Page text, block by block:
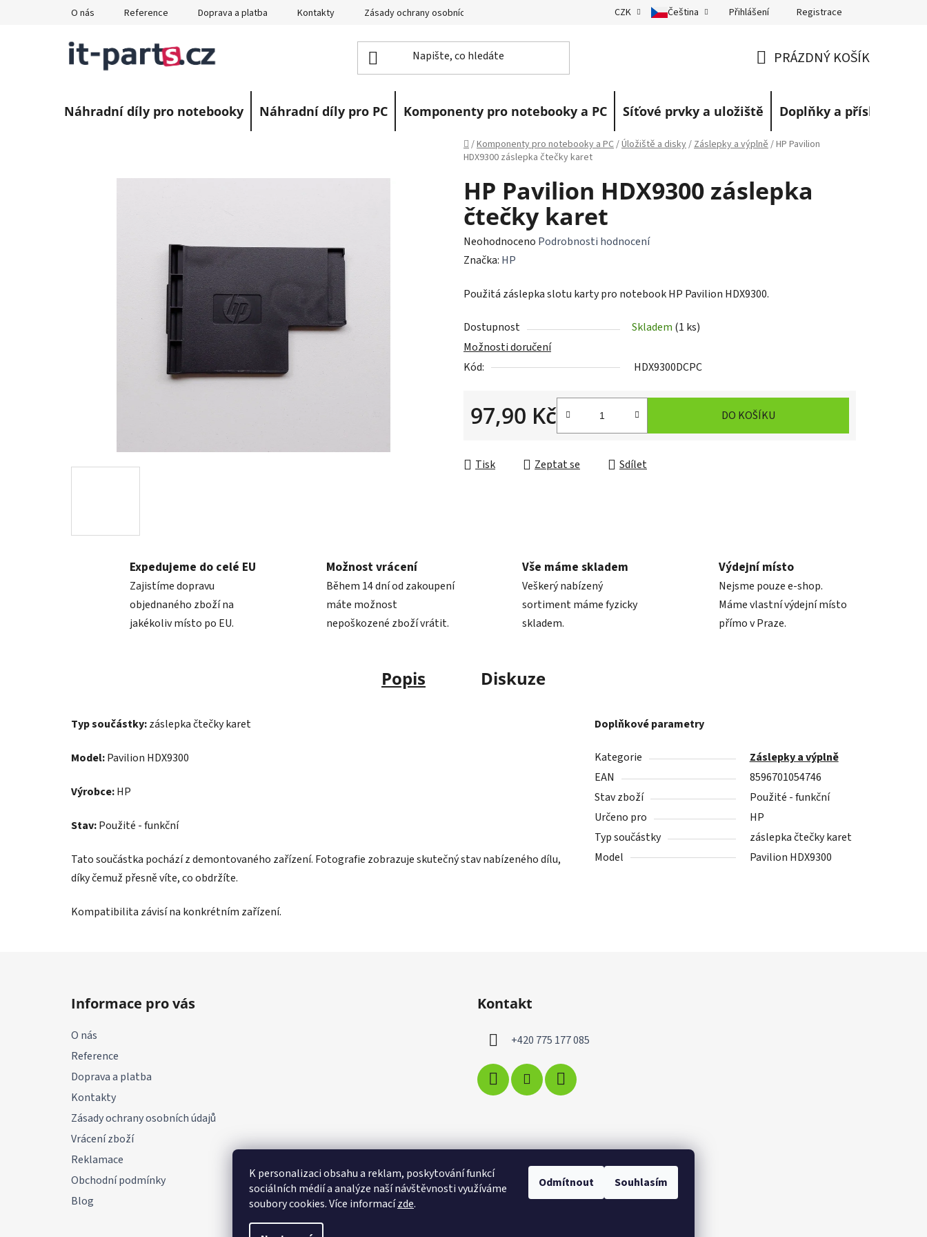
K personalizaci obsahu a reklam, poskytování funkcí
sociálních médií a analýze naší návštěvnosti využíváme
soubory cookies. Více informacízde.
Odmítnout Souhlasím
O nás Reference Doprava a platba Kontakty Zásady ochrany osobních údajů Reklamace Obchodní podmínky Blog
CZK Čeština Přihlášení Registrace
KOŠÍK
PRÁZDNÝ KOŠÍK
Náhradní díly pro notebooky Náhradní díly pro PC Komponenty pro notebooky a PC Síťové prvky a uložiště Doplňky a příslušenství
Domů
/Komponenty pro notebooky a PC/Úložiště a disky/Záslepky a výplně/HP Pavilion
HDX9300 záslepka čtečky karet
HP Pavilion HDX9300 záslepka
čtečky karet
Průměrné
hodnocení
je
z
5
hvězdiček.
Neohodnoceno Podrobnosti hodnocení
Značka: HP
Použitá záslepka slotu karty pro notebook HP Pavilion HDX9300.
Dostupnost Skladem (1 ks)
Možnosti doručení
Kód:
HDX9300DCPC
97,90 Kč DO KOŠÍKU
Tisk Zeptat se Sdílet
Expedujeme do celé EU
Zajistíme dopravu
objednaného zboží na
jakékoliv místo po EU.
Možnost vrácení
Během 14 dní od zakoupení
máte možnost
nepoškozené zboží vrátit.
Vše máme skladem
Veškerý nabízený
sortiment máme fyzicky
skladem.
Výdejní místo
Nejsme pouze e-shop.
Máme vlastní výdejní místo
přímo v Praze.
Popis Diskuze
Typ součástky:záslepka čtečky karet
Model:Pavilion HDX9300
Výrobce:HP
Stav:Použité - funkční
Tato součástka pochází z demontovaného zařízení. Fotografie zobrazuje skutečný stav nabízeného dílu,
díky čemuž přesně víte, co obdržíte.
Kompatibilita závisí na konkrétním zařízení.
Doplňkové parametry
Kategorie
Záslepky a výplně
EAN
8596701054746
Stav zboží
Použité - funkční
Určeno pro
HP
Typ součástky
záslepka čtečky karet
Model
Pavilion HDX9300
Informace pro vás
O nás
Reference
Doprava a platba
Kontakty
Zásady ochrany osobních údajů
Vrácení zboží
Reklamace
Obchodní podmínky
Blog
Kontakt
+420 775 177 085